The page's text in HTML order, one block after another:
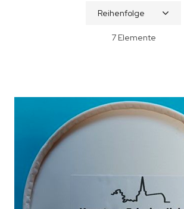
7Elemente